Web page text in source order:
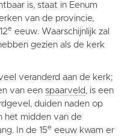
is, staat in Eenum
van de provincie,
e eeuw. Waarschijnlijk zal
gezien als de kerk
veranderd aan de kerk;
van een spaarveld , is een
duiden naden op
het midden van de
In de 15e eeuw kwam er